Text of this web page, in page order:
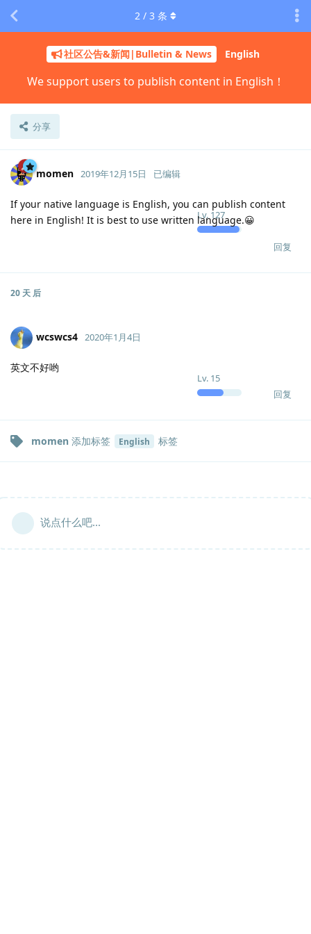
社区公告&新闻|Bulletin & News English
We support users to publish content in English！
分享
2 / 3 条
momen
Lv. 127
2019年12月15日 已编辑
If your native language is English, you can publish content
here in English! It is best to use written language.😀
回复
20 天 后
wcswcs4
Lv. 15
2020年1月4日
英文不好哟
回复
momen 添加标签 English 标签
说点什么吧...